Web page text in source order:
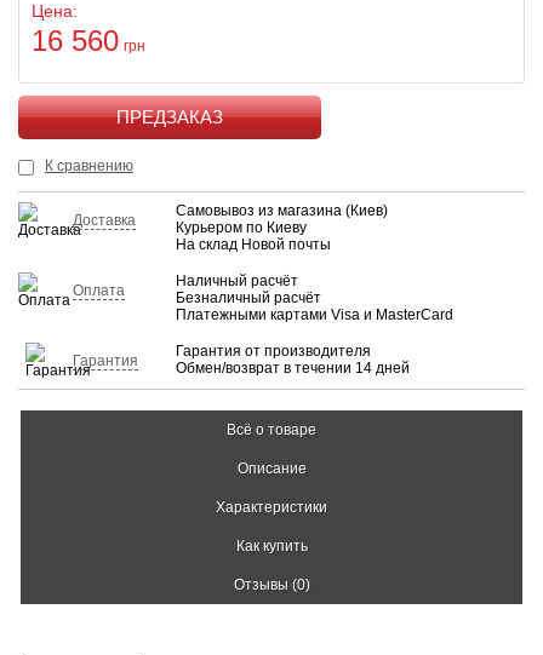
Цена:
16 560 грн
К сравнению
Доставка
Самовывоз из магазина (Киев)
Курьером по Киеву
На склад Новой почты
Оплата
Наличный расчёт
Безналичный расчёт
Платежными картами Visa и MasterCard
Гарантия
Гарантия от производителя
Обмен/возврат в течении 14 дней
Всё о товаре
Описание
Характеристики
Как купить
Отзывы (0)